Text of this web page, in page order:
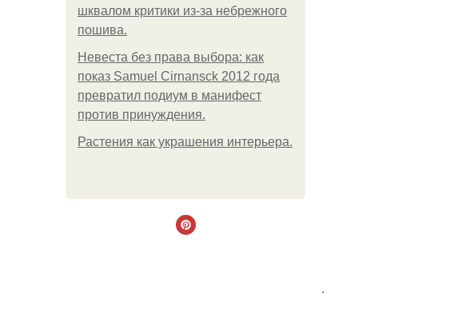
шквалом критики из-за небрежного
пошива.
Невеста без права выбора: как
показ Samuel Cirnansck 2012 года
превратил подиум в манифест
против принуждения.
Растения как украшения интерьера.
.